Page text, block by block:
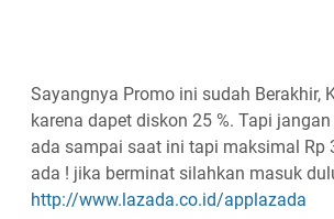
Sayangnya Promo ini sudah Berakhir,
karena dapet diskon 25 %. Tapi
ada sampai saat ini tapi maksimal Rp
ada ! jika berminat silahkan masuk
http://www.lazada.co.id/applazada